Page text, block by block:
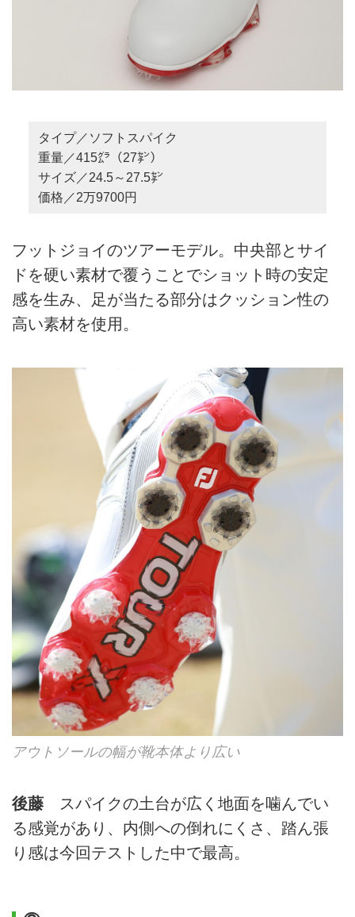
タイプ／ソフトスパイク
重量／415㌘（27㌢）
サイズ／24.5～27.5㌢
価格／2万9700円
フットジョイのツアーモデル。中央部とサイ
ドを硬い素材で覆うことでショット時の安定
感を生み、足が当たる部分はクッション性の
高い素材を使用。
アウトソールの幅が靴本体より広い
後藤 スパイクの土台が広く地面を噛んでい
る感覚があり、内側への倒れにくさ、踏ん張
り感は今回テストした中で最高。